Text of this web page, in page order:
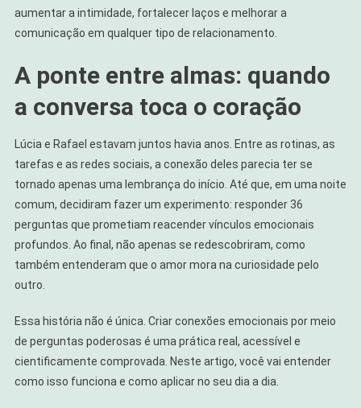
aumentar a intimidade, fortalecer laços e melhorar a
comunicação em qualquer tipo de relacionamento.
A ponte entre almas: quando
a conversa toca o coração
Lúcia e Rafael estavam juntos havia anos. Entre as rotinas, as
tarefas e as redes sociais, a conexão deles parecia ter se
tornado apenas uma lembrança do início. Até que, em uma noite
comum, decidiram fazer um experimento: responder 36
perguntas que prometiam reacender vínculos emocionais
profundos. Ao final, não apenas se redescobriram, como
também entenderam que o amor mora na curiosidade pelo
outro.
Essa história não é única. Criar conexões emocionais por meio
de perguntas poderosas é uma prática real, acessível e
cientificamente comprovada. Neste artigo, você vai entender
como isso funciona e como aplicar no seu dia a dia.